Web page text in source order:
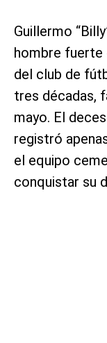
Guillermo
hombre fuerte
del club de
tres décadas,
mayo. El
registró
el equipo
conquistar su